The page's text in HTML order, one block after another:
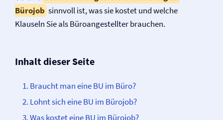
Bürojob sinnvoll ist, was sie kostet und welche
Klauseln Sie als Büroangestellter brauchen.
Inhalt dieser Seite
Braucht man eine BU im Büro?
Lohnt sich eine BU im Bürojob?
Was kostet eine BU im Bürojob?